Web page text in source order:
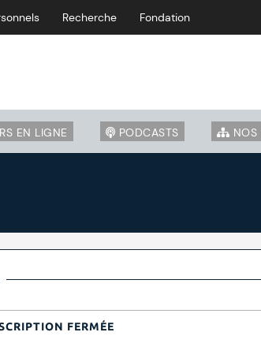
Recherche Fondation
EN LIGNE PODCASTS NOS
FERMÉE